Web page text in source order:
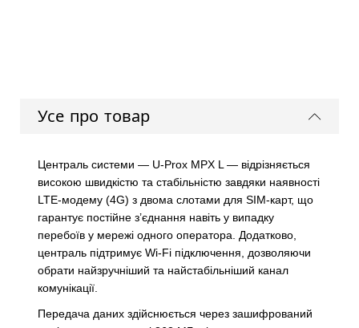
Усе про товар
Централь системи — U-Prox MPX L — відрізняється
високою швидкістю та стабільністю завдяки наявності
LTE-модему (4G) з двома слотами для SIM-карт, що
гарантує постійне з’єднання навіть у випадку
перебоїв у мережі одного оператора. Додатково,
централь підтримує Wi-Fi підключення, дозволяючи
обрати найзручніший та найстабільніший канал
комунікації.
Передача даних здійснюється через зашифрований